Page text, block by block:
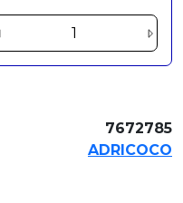
7672785
ADRICOCO